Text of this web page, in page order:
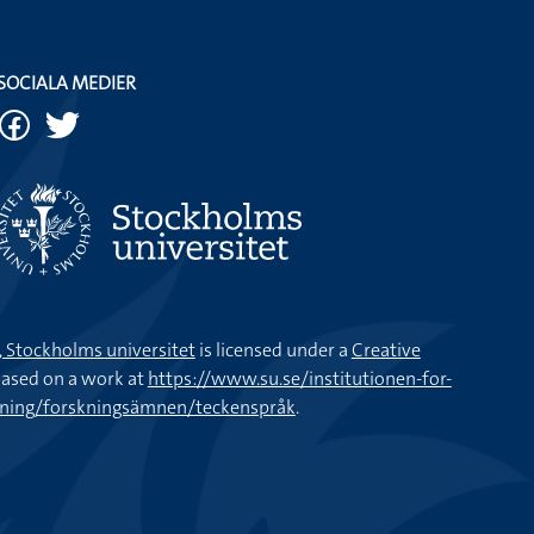
MEDIER
universitetis licensed under aCreative
on a work athttps://www.su.se/institutionen-for-
forskningsämnen/teckenspråk.